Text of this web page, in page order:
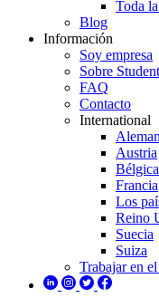
Toda
Blog
Información
Soy empresa
Sobre
FAQ
Contacto
International
Austria
Bélgica
Francia
Los
Reino
Suecia
Suiza
Trabajar en